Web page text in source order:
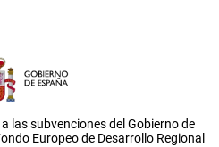
las subvenciones del Gobierno de
Europeo de Desarrollo Regional